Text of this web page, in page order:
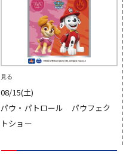
見る
08/15(土)
パウ・パトロール パウフェク
トショー